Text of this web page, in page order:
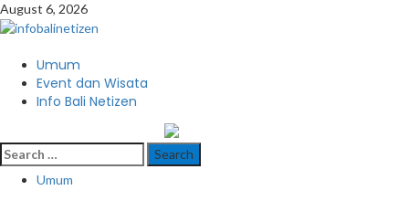
Skip
to
August 6, 2026
Primary
Menu
Umum
Event dan Wisata
Info Bali Netizen
Search
for:
Umum